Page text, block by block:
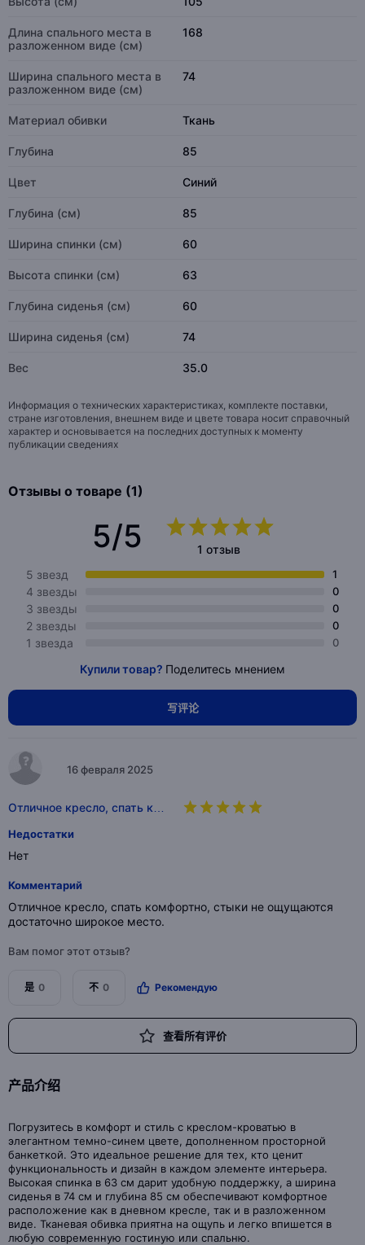
Длина спального места в
разложенном виде (см)
168
Ширина спального места в
разложенном виде (см)
74
Материал обивки Ткань
Глубина 85
Цвет Синий
Глубина (см) 85
Ширина спинки (см) 60
Высота спинки (см) 63
Глубина сиденья (см) 60
Ширина сиденья (см) 74
Вес 35.0
Информация о технических характеристиках, комплекте поставки,
стране изготовления, внешнем виде и цвете товара носит справочный
характер и основывается на последних доступных к моменту
публикации сведениях
Отзывы о товаре (1)
5/5
1 отзыв
5 звезд
1
4 звезды 0
3 звезды 0
2 звезды 0
1 звезда 0
Купили товар? Поделитесь мнением
写评论
16 февраля 2025
Отличное кресло, спать к…
Недостатки
Нет
Комментарий
Отличное кресло, спать комфортно, стыки не ощущаются
достаточно широкое место.
Вам помог этот отзыв?
是 0 不 0 Рекомендую
查看所有评价
产品介绍
Погрузитесь в комфорт и стиль с креслом-кроватью в
элегантном темно-синем цвете, дополненном просторной
банкеткой. Это идеальное решение для тех, кто ценит
функциональность и дизайн в каждом элементе интерьера.
Высокая спинка в 63 см дарит удобную поддержку, а ширина
сиденья в 74 см и глубина 85 см обеспечивают комфортное
расположение как в дневном кресле, так и в разложенном
виде. Тканевая обивка приятна на ощупь и легко впишется в
любую современную гостиную или спальню.